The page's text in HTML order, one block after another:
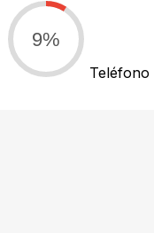
9%
Teléfono